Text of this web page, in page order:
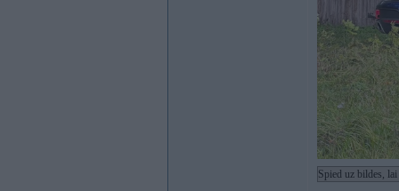
Spied uz bildes,